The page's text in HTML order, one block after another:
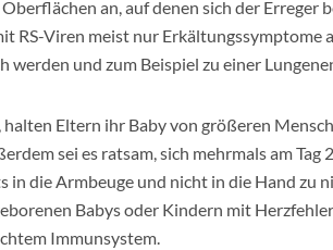
an, auf denen sich der Erreger
RS-Viren meist nur Erkältungssymptome
werden und zum Beispiel zu einer
Eltern ihr Baby von größeren
sei es ratsam, sich mehrmals am Tag
in die Armbeuge und nicht in die Hand zu
Babys oder Kindern mit
Immunsystem.